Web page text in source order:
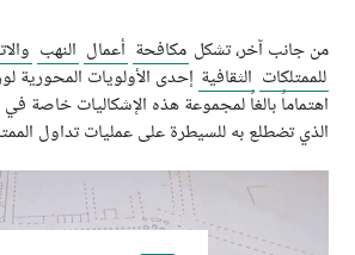
من جانب آخر، تشكل مكافحة أعمال النهب
للممتلكات الثقافية إحدى الأولويات المحورية
اهتماماً بالغاً لمجموعة هذه الإشكاليات خاصة في
الذي تضطلع به للسيطرة على عمليات تداول